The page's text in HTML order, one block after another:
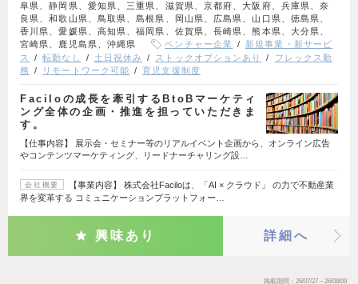
阜県、静岡県、愛知県、三重県、滋賀県、京都府、大阪府、兵庫県、奈
良県、和歌山県、鳥取県、島根県、岡山県、広島県、山口県、徳島県、
香川県、愛媛県、高知県、福岡県、佐賀県、長崎県、熊本県、大分県、
宮崎県、鹿児島県、沖縄県
ベンチャー企業
新規事業・新サービ
ス
転勤なし 土日祝休み ストックオプションあり
フレックス勤
務
リモートワーク可能 育児支援制度
Faciloの成長を牽引するBtoBマーケティ
ング全体の企画・推進を担っていただきま
す。
【仕事内容】 展示会・セミナー等のリアルイベント企画から、オンライン広告
やコンテンツマーケティング、リードナーチャリング設…
会社概要
【事業内容】 株式会社Faciloは、「AI × クラウド」 の力で不動産業
界を変革する コミュニケーションプラットフォー…
興味あり 詳細へ
掲載期間 26/07/27～26/08/09